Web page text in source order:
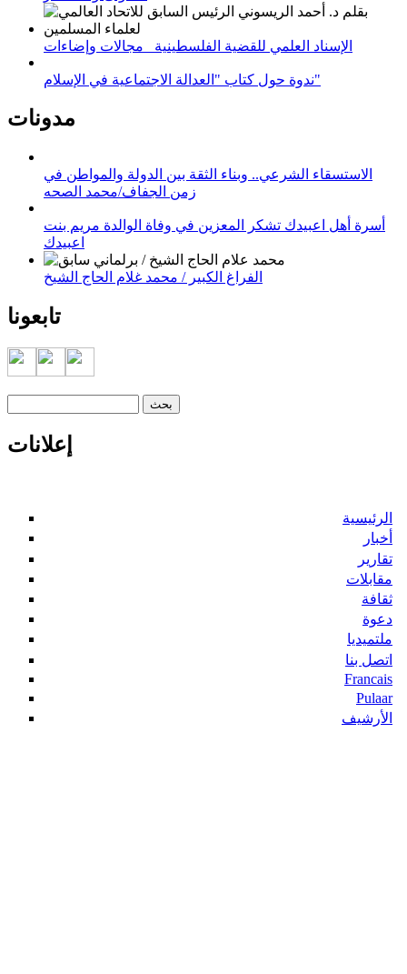
الإسناد العلمي للقضية الفلسطينية_ مجالات وإضاءات
ندوة حول كتاب "العدالة الاجتماعية في الإسلام"
مدونات
الاستسقاء الشرعي.. وبناء الثقة بين الدولة والمواطن في
زمن الجفاف/محمد الصحه
أسرة أهل اعبيدك تشكر المعزين في وفاة الوالدة مريم بنت
اعبيدك
الفراغ الكبير / محمد غلام الحاج الشيخ
تابعونا
إعلانات
الرئيسية
أخبار
تقارير
مقابلات
ثقافة
دعوة
ملتميديا
اتصل بنا
Francais
Pulaar
الأرشيف